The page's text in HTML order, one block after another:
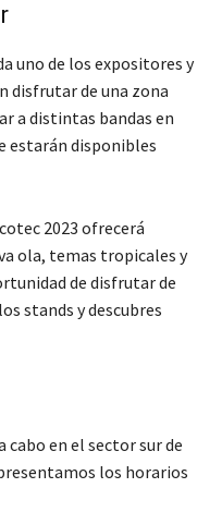
uno de los expositores y
disfrutar de una zona
a distintas bandas en
estarán disponibles
2023 ofrecerá
ola, temas tropicales y
de disfrutar de
stands y descubres
cabo en el sector sur de
los horarios